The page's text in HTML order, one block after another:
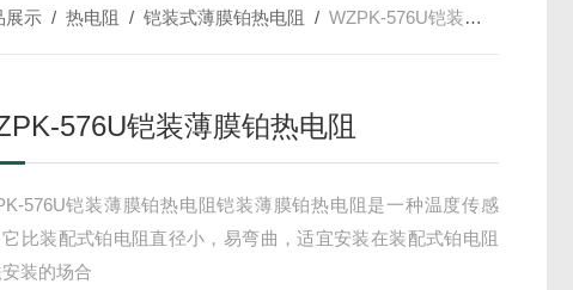
展示 /热电阻 /铠装式薄膜铂热电阻 /WZPK-576U铠装薄膜铂热电阻
576U铠装薄膜铂热电阻
576U铠装薄膜铂热电阻铠装薄膜铂热电阻是一种温度传感
比装配式铂电阻直径小，易弯曲，适宜安装在装配式铂电阻
装的场合